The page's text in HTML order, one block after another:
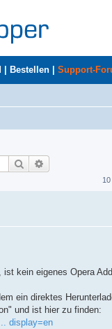
Bestellen Support-
Suche
kein eigenes Opera
ein direktes
und ist hier zu finden:
display=en